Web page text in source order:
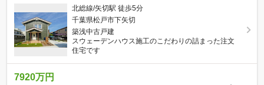
北総線/矢切駅 徒歩5分
千葉県松戸市下矢切
築浅中古戸建
スウェーデンハウス施工のこだわりの詰まった注文
住宅です
7920万円